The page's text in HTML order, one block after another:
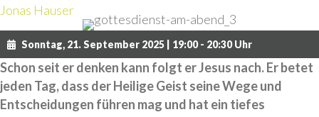
Jonas Hauser
Sonntag, 21. September 2025 | 19:00 - 20:30 Uhr
Schon seit er denken kann folgt er Jesus nach. Er betet
jeden Tag, dass der Heilige Geist seine Wege und
Entscheidungen führen mag und hat ein tiefes